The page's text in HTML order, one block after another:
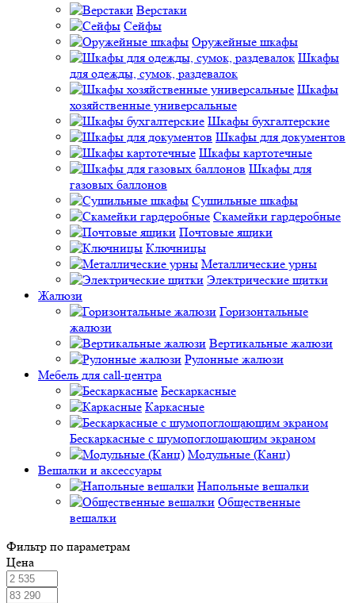
Верстаки
Сейфы
Оружейные шкафы
Шкафы
для одежды, сумок, раздевалок
Шкафы
хозяйственные универсальные
Шкафы бухгалтерские
Шкафы для документов
Шкафы картотечные
Шкафы для
газовых баллонов
Сушильные шкафы
Скамейки гардеробные
Почтовые ящики
Ключницы
Металлические урны
Электрические щитки
Жалюзи
Горизонтальные
жалюзи
Вертикальные жалюзи
Рулонные жалюзи
Мебель для call-центра
Бескаркасные
Каркасные
Бескаркасные с шумопоглощающим экраном
Модульные (Канц)
Вешалки и аксессуары
Напольные вешалки
Общественные
вешалки
Фильтр по параметрам
Цена